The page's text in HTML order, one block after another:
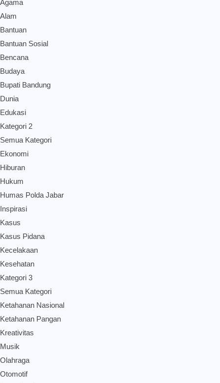
Agama
Alam
Bantuan
Bantuan Sosial
Bencana
Budaya
Bupati Bandung
Dunia
Edukasi
Kategori 2
Semua Kategori
Ekonomi
Hiburan
Hukum
Humas Polda Jabar
Inspirasi
Kasus
Kasus Pidana
Kecelakaan
Kesehatan
Kategori 3
Semua Kategori
Ketahanan Nasional
Ketahanan Pangan
Kreativitas
Musik
Olahraga
Otomotif